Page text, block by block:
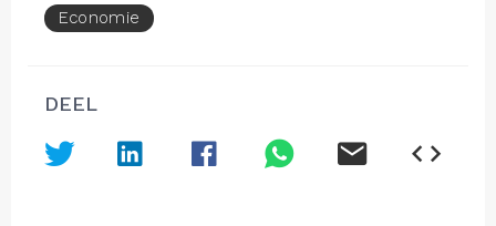
Economie
DEEL